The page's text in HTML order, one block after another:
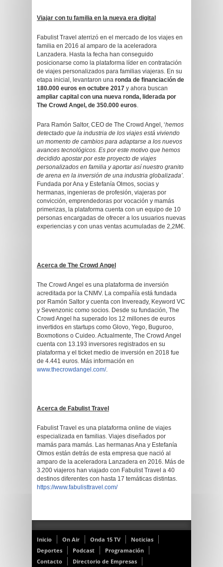
Viajar con tu familia en la nueva era digital
Fabulist Travel aterrizó en el mercado de los viajes en
familia en 2016 al amparo de la aceleradora
Lanzadera. Hasta la fecha han conseguido
posicionarse como la plataforma líder en contratación
de viajes personalizados para familias viajeras. En su
etapa inicial, levantaron una ronda de financiación de
180.000 euros en octubre 2017 y ahora buscan
ampliar capital con una nueva ronda, liderada por
The Crowd Angel, de 350.000 euros.
Para Ramón Saltor, CEO de The Crowd Angel, ‘hemos
detectado que la industria de los viajes está viviendo
un momento de cambios para adaptarse a los nuevos
avances tecnológicos. Es por este motivo que hemos
decidido apostar por este proyecto de viajes
personalizados en familia y aportar así nuestro granito
de arena en la inversión de una industria globalizada’.
Fundada por Ana y Estefanía Olmos, socias y
hermanas, ingenieras de profesión, viajeras por
convicción, emprendedoras por vocación y mamás
primerizas, la plataforma cuenta con un equipo de 10
personas encargadas de ofrecer a los usuarios nuevas
experiencias y con unas ventas acumuladas de 2,2M€.
Acerca de The Crowd Angel
The Crowd Angel es una plataforma de inversión
acreditada por la CNMV. La compañía está fundada
por Ramón Saltor y cuenta con Inveready, Keyword VC
y Sevenzonic como socios. Desde su fundación, The
Crowd Angel ha superado los 12 millones de euros
invertidos en startups como Glovo, Yego, Buguroo,
Boxmotions o Cuideo. Actualmente, The Crowd Angel
cuenta con 13.193 inversores registrados en su
plataforma y el ticket medio de inversión en 2018 fue
de 4.441 euros. Más información en
www.thecrowdangel.com/.
Acerca de Fabulist Travel
Fabulist Travel es una plataforma online de viajes
especializada en familias. Viajes diseñados por
mamás para mamás. Las hermanas Ana y Estefanía
Olmos están detrás de esta empresa que nació al
amparo de la aceleradora Lanzadera en 2016. Más de
3.200 viajeros han viajado con Fabulist Travel a 40
destinos diferentes con hasta 17 temáticas distintas.
https://www.fabulisttravel.com/
Inicio On Air Onda 15 TV
Noticias
Deportes
Podcast
Programación
Contacto
Directorio de Empresas